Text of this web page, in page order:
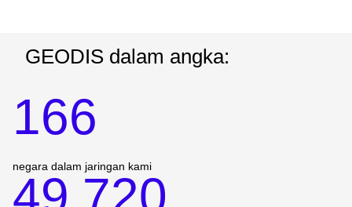
GEODIS dalam angka:
166
negara dalam jaringan kami